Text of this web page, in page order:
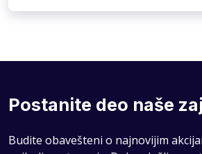
Postanite deo naše
Budite obavešteni o najnovijim